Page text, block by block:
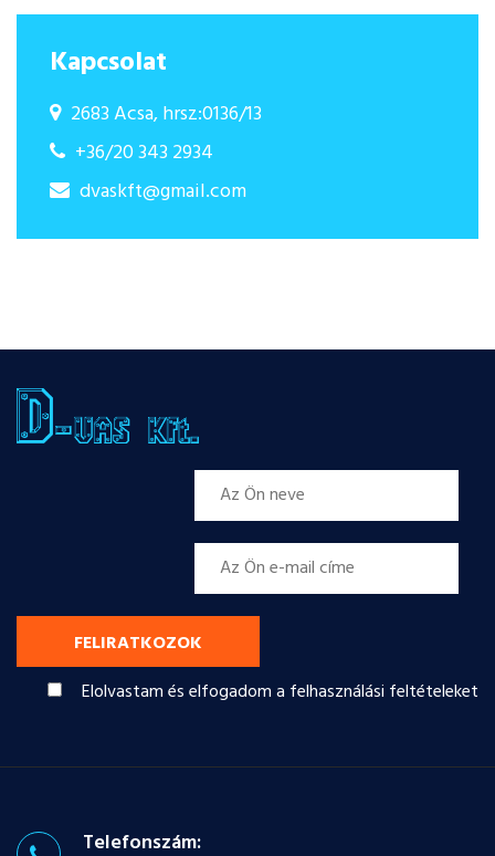
Kapcsolat
2683 Acsa, hrsz:0136/13
+36/20 343 2934
dvaskft@gmail.com
FELIRATKOZOK
Elolvastam és elfogadom a felhasználási feltételeket
Telefonszám: